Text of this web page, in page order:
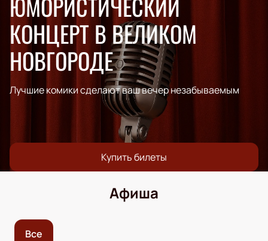
КОНЦЕРТ В ВЕЛИКОМ
НОВГОРОДЕ
Лучшие комики сделают ваш вечер незабываемым
Купить билеты
Афиша
Все